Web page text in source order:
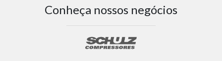
Conheça nossos negócios